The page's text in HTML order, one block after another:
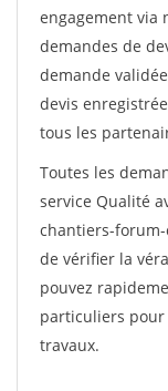
engagement via
demandes de
demande
devis
tous les
Toutes les
service Qualité
chantiers-
de vérifier la
pouvez
particuliers
travaux.